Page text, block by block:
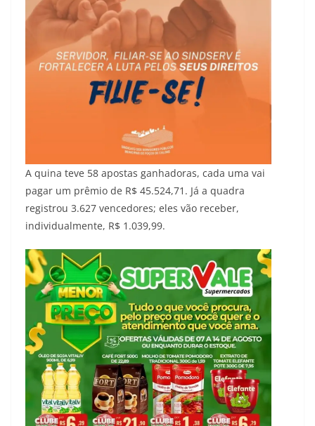
A quina teve 58 apostas ganhadoras, cada uma vai
pagar um prêmio de R$ 45.524,71. Já a quadra
registrou 3.627 vencedores; eles vão receber,
individualmente, R$ 1.039,99.